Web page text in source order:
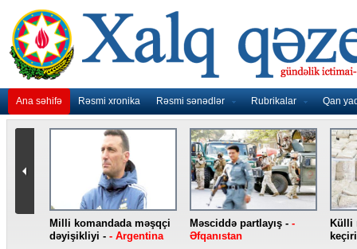
Ana səhifə Rəsmi xronika Rəsmi sənədlər Rubrikalar Qan
Milli komandada məşqçi
dəyişikliyi - - Argentina
Məsciddə partlayış - -
Əfqanıstan
Külli